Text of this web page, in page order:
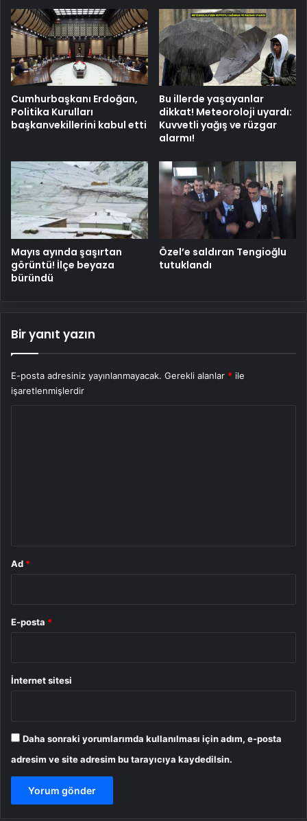
Cumhurbaşkanı Erdoğan,
Politika Kurulları
başkanvekillerini kabul etti
Bu illerde yaşayanlar
dikkat! Meteoroloji uyardı:
Kuvvetli yağış ve rüzgar
alarmı!
Mayıs ayında şaşırtan
görüntü! İlçe beyaza
büründü
Özel’e saldıran Tengioğlu
tutuklandı
Bir yanıt yazın
E-posta adresiniz yayınlanmayacak. Gerekli alanlar * ile
işaretlenmişlerdir
Ad *
E-posta *
İnternet sitesi
Daha sonraki yorumlarımda kullanılması için adım, e-posta
adresim ve site adresim bu tarayıcıya kaydedilsin.